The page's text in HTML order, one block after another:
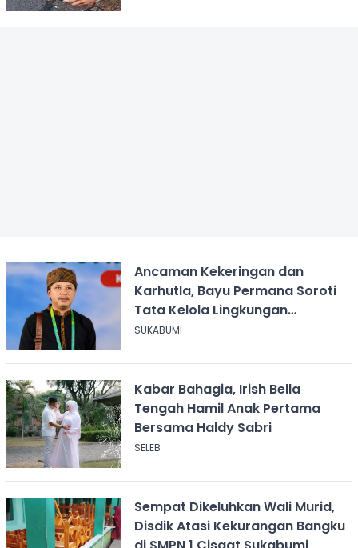
Ancaman Kekeringan dan
Karhutla, Bayu Permana Soroti
Tata Kelola Lingkungan
Sukabumi
SUKABUMI
Kabar Bahagia, Irish Bella
Tengah Hamil Anak Pertama
Bersama Haldy Sabri
SELEB
Sempat Dikeluhkan Wali Murid,
Disdik Atasi Kekurangan Bangku